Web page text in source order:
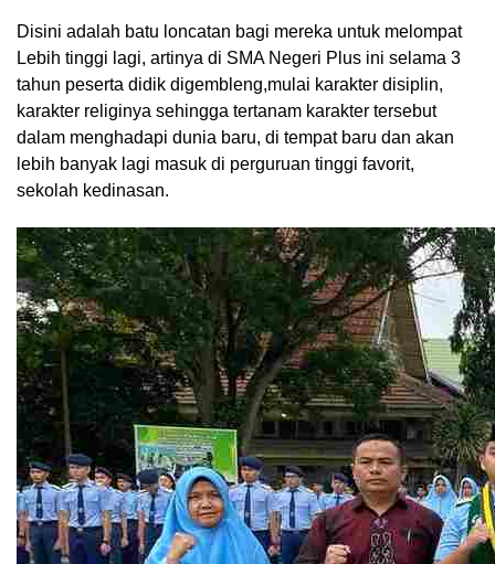
Disini adalah batu loncatan bagi mereka untuk melompat
Lebih tinggi lagi, artinya di SMA Negeri Plus ini selama 3
tahun peserta didik digembleng,mulai karakter disiplin,
karakter religinya sehingga tertanam karakter tersebut
dalam menghadapi dunia baru, di tempat baru dan akan
lebih banyak lagi masuk di perguruan tinggi favorit,
sekolah kedinasan.